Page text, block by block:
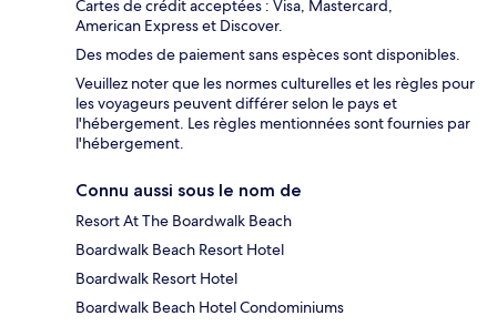
Cartes de crédit acceptées : Visa, Mastercard,
American Express et Discover.
Des modes de paiement sans espèces sont disponibles.
Veuillez noter que les normes culturelles et les règles pour
les voyageurs peuvent différer selon le pays et
l'hébergement. Les règles mentionnées sont fournies par
l'hébergement.
Connu aussi sous le nom de
Resort At The Boardwalk Beach
Boardwalk Beach Resort Hotel
Boardwalk Resort Hotel
Boardwalk Beach Hotel Condominiums